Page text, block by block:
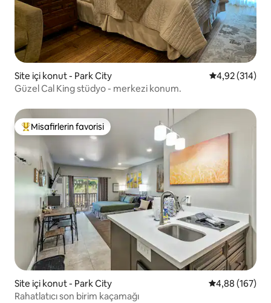
Site içi konut - Park City 5 üzerinden
4,92 (314)
Güzel Cal King stüdyo - merkezi konum.
Misafirlerin favorilerinden en beğenilenler arasında
Misafirlerin favorisi
Site içi konut - Park City 5 üzerinden
4,88 (167)
Rahatlatıcı son birim kaçamağı